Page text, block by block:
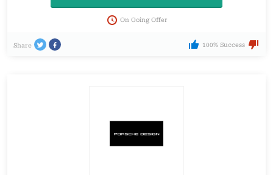
On Going Offer
Share 100% Success